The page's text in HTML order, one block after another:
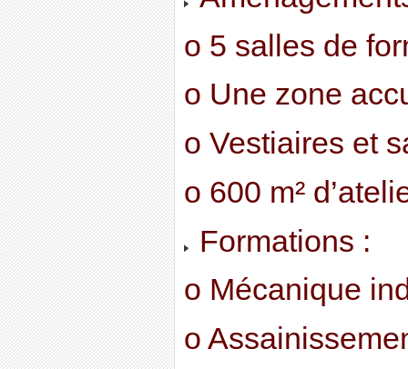
o 5 salles de
o Une zone
o Vestiaires et
o 600 m²
Formations :
o Mécanique
o